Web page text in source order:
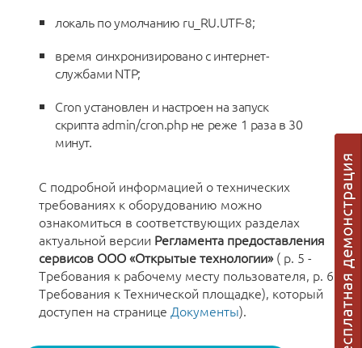
локаль по умолчанию ru_RU.UTF-8;
время синхронизировано с интернет-
службами NTP;
Cron установлен и настроен на запуск
скрипта admin/cron.php не реже 1 раза в 30
минут.
С подробной информацией о технических
требованиях к оборудованию можно
ознакомиться в соответствующих разделах
актуальной версии Регламента предоставления
сервисов ООО «Открытые технологии»( р. 5 -
Требования к рабочему месту пользователя, р. 6 -
Требования к Технической площадке), который
доступен на странице Документы).